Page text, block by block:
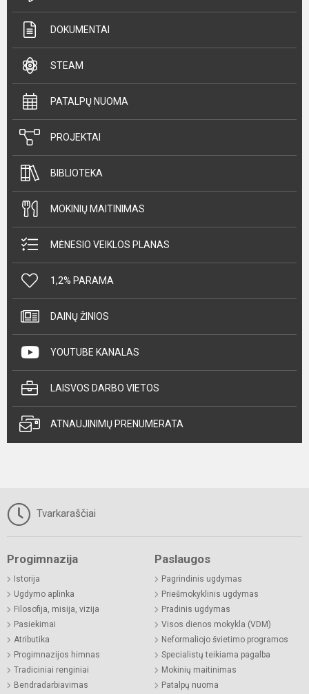
DOKUMENTAI
STEAM
PATALPŲ NUOMA
PROJEKTAI
BIBLIOTEKA
MOKINIŲ MAITINIMAS
MĖNESIO VEIKLOS PLANAS
1,2% PARAMA
DAINŲ ŽINIOS
YOUTUBE KANALAS
LAISVOS DARBO VIETOS
ATNAUJINIMŲ PRENUMERATA
Tvarkaraščiai
Progimnazija
Istorija
Ugdymo aplinka
Filosofija, misija, vizija
Pasiekimai
Atributika
Progimnazijos himnas
Tradiciniai renginiai
Bendradarbiavimas
Paslaugos
Pagrindinis ugdymas
Priešmokyklinis ugdymas
Pradinis ugdymas
Visos dienos mokykla (VDM)
Neformaliojo švietimo programos
Specialistų teikiama pagalba
Mokinių maitinimas
Patalpų nuoma